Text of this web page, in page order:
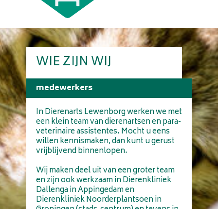
WIE ZIJN WIJ
medewerkers
Wie
zijn
wij
In Dierenarts Lewenborg werken we met
een klein team van dierenartsen en para-
veterinaire assistentes. Mocht u eens
willen kennismaken, dan kunt u gerust
vrijblijvend binnenlopen.
Wij maken deel uit van een groter team
en zijn ook werkzaam in Dierenkliniek
Dallenga in Appingedam en
Dierenkliniek Noorderplantsoen in